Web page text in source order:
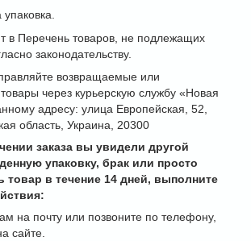
в Перечень товаров, не подлежащих
законодательству.
возвращаемые или
через курьерскую службу «Новая
адресу: улица Европейская, 52,
область, Украина, 20300
заказа вы увидели другой
упаковку, брак или просто
товар в течение 14 дней, выполните
на почту или позвоните по телефону,
сайте.